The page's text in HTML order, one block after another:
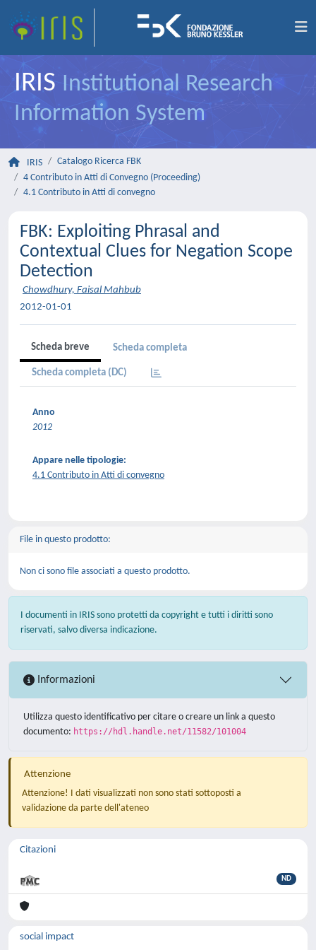
IRIS Institutional Research
Information System
IRIS
Catalogo Ricerca FBK
4 Contributo in Atti di Convegno (Proceeding)
4.1 Contributo in Atti di convegno
FBK: Exploiting Phrasal and
Contextual Clues for Negation Scope
Detection
Chowdhury, Faisal Mahbub
2012-01-01
Scheda breve Scheda completa
Scheda completa (DC)
Anno
2012
Appare nelle tipologie:
4.1 Contributo in Atti di convegno
File in questo prodotto:
Non ci sono file associati a questo prodotto.
I documenti in IRIS sono protetti da copyright e tutti i diritti sono
riservati, salvo diversa indicazione.
Informazioni
Utilizza questo identificativo per citare o creare un link a questo
documento: https://hdl.handle.net/11582/101004
Attenzione
Attenzione! I dati visualizzati non sono stati sottoposti a
validazione da parte dell'ateneo
Citazioni
ND
social impact